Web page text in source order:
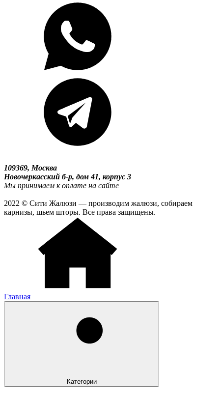
109369, Москва
Новочеркасский б-р, дом 41, корпус 3
Мы принимаем к оплате на сайте
2022 © Сити Жалюзи — производим жалюзи, собираем
карнизы, шьем шторы. Все права защищены.
Главная
Категории